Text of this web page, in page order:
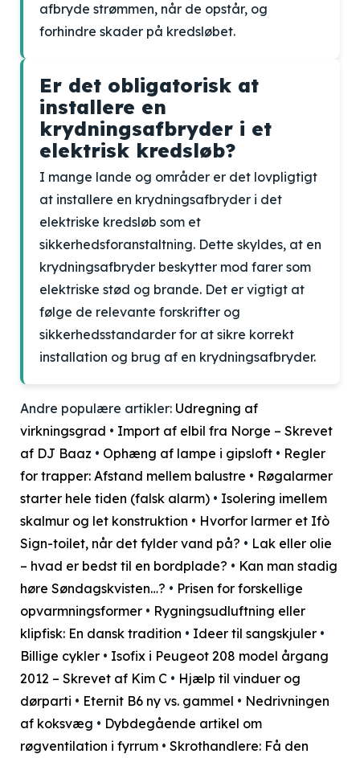
afbryde strømmen, når de opstår, og
forhindre skader på kredsløbet.
Er det obligatorisk at
installere en
krydningsafbryder i et
elektrisk kredsløb?
I mange lande og områder er det lovpligtigt
at installere en krydningsafbryder i det
elektriske kredsløb som et
sikkerhedsforanstaltning. Dette skyldes, at en
krydningsafbryder beskytter mod farer som
elektriske stød og brande. Det er vigtigt at
følge de relevante forskrifter og
sikkerhedsstandarder for at sikre korrekt
installation og brug af en krydningsafbryder.
Andre populære artikler: Udregning af
virkningsgrad • Import af elbil fra Norge – Skrevet
af DJ Baaz • Ophæng af lampe i gipsloft • Regler
for trapper: Afstand mellem balustre • Røgalarmer
starter hele tiden (falsk alarm) • Isolering imellem
skalmur og let konstruktion • Hvorfor larmer et Ifò
Sign-toilet, når det fylder vand på? • Lak eller olie
– hvad er bedst til en bordplade? • Kan man stadig
høre Søndagskvisten…? • Prisen for forskellige
opvarmningsformer • Rygningsudluftning eller
klipfisk: En dansk tradition • Ideer til sangskjuler •
Billige cykler • Isofix i Peugeot 208 model årgang
2012 – Skrevet af Kim C • Hjælp til vinduer og
dørparti • Eternit B6 ny vs. gammel • Nedrivningen
af koksvæg • Dybdegående artikel om
røgventilation i fyrrum • Skrothandlere: Få den